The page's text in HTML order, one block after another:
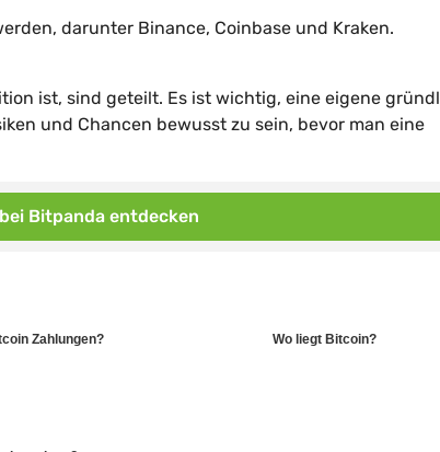
darunter Binance, Coinbase und Kraken.
ist, sind geteilt. Es ist wichtig, eine eigene
und Chancen bewusst zu sein, bevor man eine
Bitpanda entdecken
Zahlungen? Wo liegt Bitcoin?